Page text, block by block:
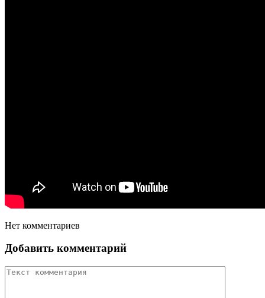
Нет комментариев
Добавить комментарий